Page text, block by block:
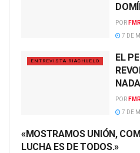
POR
7 DE
ENTREVISTA RIACHUELO
EL
NADA
POR
7 DE
ENTREVISTA RIACHUELO
«MOSTRAMOS UNIÓN,
LUCHA ES DE TODOS.»